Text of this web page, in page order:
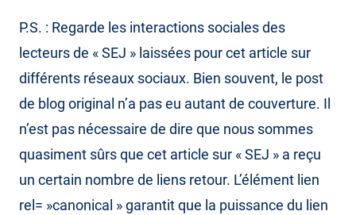
P.S. : Regarde les interactions sociales des
lecteurs de « SEJ » laissées pour cet article sur
différents réseaux sociaux. Bien souvent, le post
de blog original n’a pas eu autant de couverture. Il
n’est pas nécessaire de dire que nous sommes
quasiment sûrs que cet article sur « SEJ » a reçu
un certain nombre de liens retour. L’élément lien
rel= »canonical » garantit que la puissance du lien